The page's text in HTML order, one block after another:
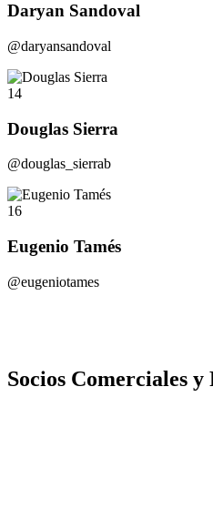
Daryan Sandoval
@daryansandoval
14
Douglas Sierra
@douglas_sierrab
16
Eugenio Tamés
@eugeniotames
Socios Comerciales